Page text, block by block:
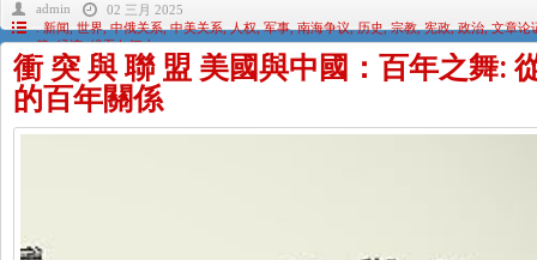
admin
02 三月 2025
. 新闻,世界,中俄关系,中美关系,人权,军事,南海争议,历史,宗教,宪政,政治,文章论
籍,经济,维吾尔江山
衝 突 與 聯 盟 美國與中國：百年之舞:
的百年關係